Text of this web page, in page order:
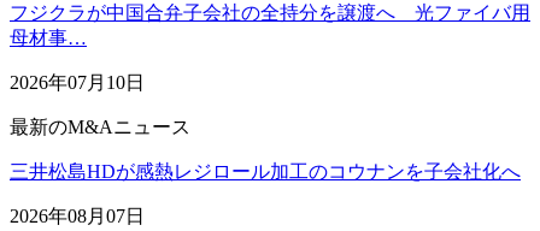
フジクラが中国合弁子会社の全持分を譲渡へ 光ファイバ用
母材事…
2026年07月10日
最新のM&Aニュース
三井松島HDが感熱レジロール加工のコウナンを子会社化へ
2026年08月07日